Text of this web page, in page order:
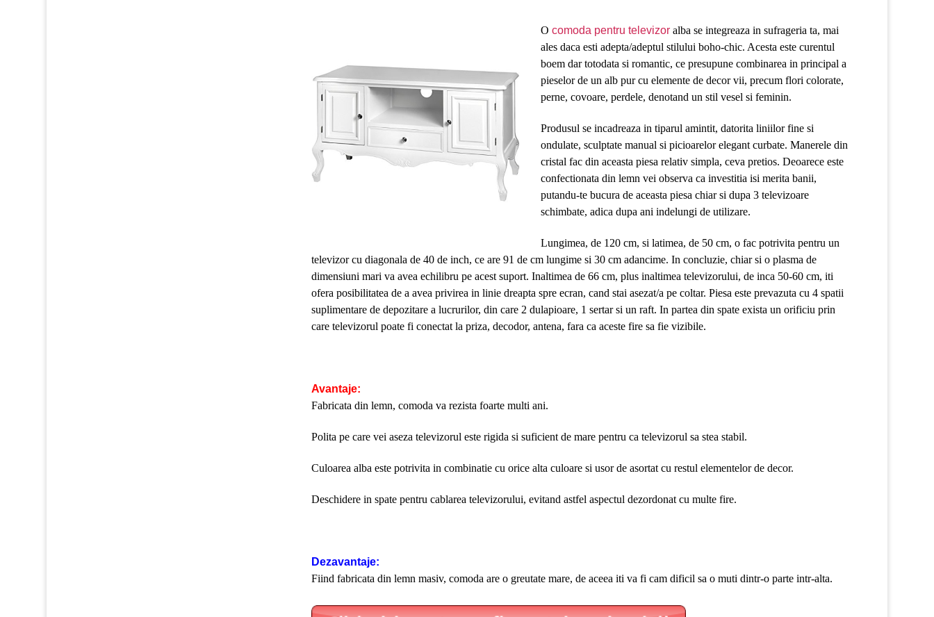
Ocomoda pentru televizor alba se integreaza in sufrageria ta, mai
ales daca esti adepta/adeptul stilului boho-chic. Acesta este curentul
boem dar totodata si romantic, ce presupune combinarea in principal a
pieselor de un alb pur cu elemente de decor vii, precum flori colorate,
perne, covoare, perdele, denotand un stil vesel si feminin.
Produsul se incadreaza in tiparul amintit, datorita liniilor fine si
ondulate, sculptate manual si picioarelor elegant curbate. Manerele din
cristal fac din aceasta piesa relativ simpla, ceva pretios. Deoarece este
confectionata din lemn vei observa ca investitia isi merita banii,
putandu-te bucura de aceasta piesa chiar si dupa 3 televizoare
schimbate, adica dupa ani indelungi de utilizare.
Lungimea, de 120 cm, si latimea, de 50 cm, o fac potrivita pentru un
televizor cu diagonala de 40 de inch, ce are 91 de cm lungime si 30 cm adancime. In concluzie, chiar si o plasma de
dimensiuni mari va avea echilibru pe acest suport. Inaltimea de 66 cm, plus inaltimea televizorului, de inca 50-60 cm, iti
ofera posibilitatea de a avea privirea in linie dreapta spre ecran, cand stai asezat/a pe coltar. Piesa este prevazuta cu 4 spatii
suplimentare de depozitare a lucrurilor, din care 2 dulapioare, 1 sertar si un raft. In partea din spate exista un orificiu prin
care televizorul poate fi conectat la priza, decodor, antena, fara ca aceste fire sa fie vizibile.
Avantaje:
Fabricata din lemn, comoda va rezista foarte multi ani.
Polita pe care vei aseza televizorul este rigida si suficient de mare pentru ca televizorul sa stea stabil.
Culoarea alba este potrivita in combinatie cu orice alta culoare si usor de asortat cu restul elementelor de decor.
Deschidere in spate pentru cablarea televizorului, evitand astfel aspectul dezordonat cu multe fire.
Dezavantaje:
Fiind fabricata din lemn masiv, comoda are o greutate mare, de aceea iti va fi cam dificil sa o muti dintr-o parte intr-alta.